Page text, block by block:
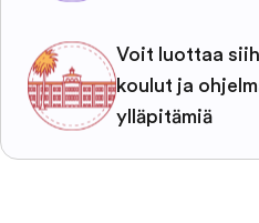
Voit luottaa
koulut ja
ylläpitämiä